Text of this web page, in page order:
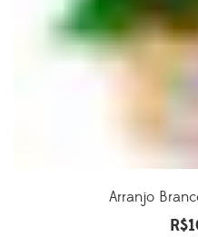
Arranjo
R$